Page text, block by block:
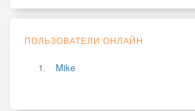
ПОЛЬЗОВАТЕЛИ ОНЛАЙН
Mike